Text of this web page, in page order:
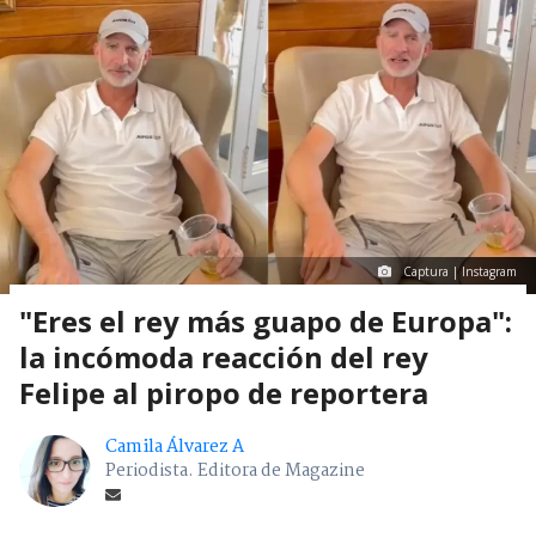
Captura | Instagram
"Eres el rey más guapo de Europa":
la incómoda reacción del rey
Felipe al piropo de reportera
Camila Álvarez A
Periodista. Editora de Magazine